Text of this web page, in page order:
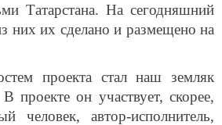
Татарстана. На сегодняшний
них их сделано и размещено на
проекта стал наш земляк
проекте он участвует, скорее,
человек, автор-исполнитель,